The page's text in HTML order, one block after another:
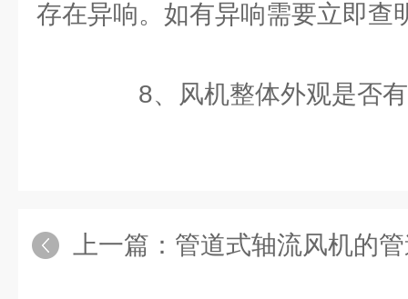
存在异响。如有异响需要立即查
8、风机整体外观是否有
上一篇： 管道式轴流风机的管